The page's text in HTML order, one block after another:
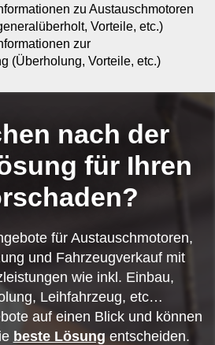
zu Austauschmotoren
Vorteile, etc.)
zur
(Überholung, Vorteile, etc.)
nach der
für Ihren
für Austauschmotoren,
und Fahrzeugverkauf mit
wie inkl. Einbau,
Leihfahrzeug, etc…
auf einen Blick und können
beste Lösung entscheiden.